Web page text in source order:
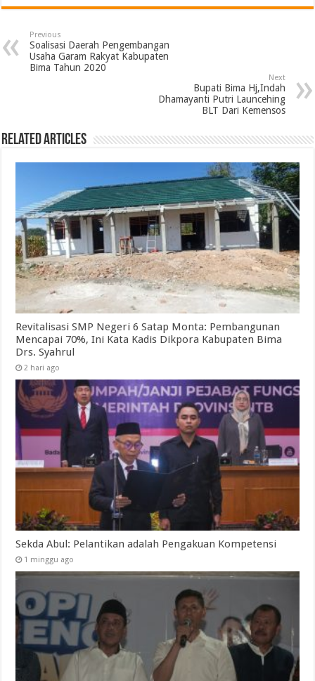
Previous
Soalisasi Daerah Pengembangan
Usaha Garam Rakyat Kabupaten
Bima Tahun 2020
Next
Bupati Bima Hj,Indah
Dhamayanti Putri Launcehing
BLT Dari Kemensos
Related Articles
Revitalisasi SMP Negeri 6 Satap Monta: Pembangunan
Mencapai 70%, Ini Kata Kadis Dikpora Kabupaten Bima
Drs. Syahrul
2 hari ago
Sekda Abul: Pelantikan adalah Pengakuan Kompetensi
1 minggu ago